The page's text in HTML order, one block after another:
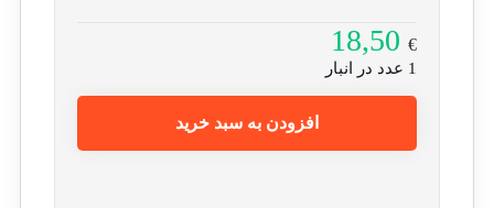
18,50€
1 عدد در انبار
افزودن به سبد خرید